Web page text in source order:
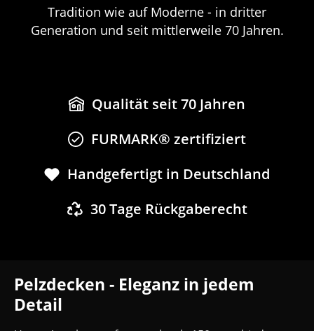
Tradition wie auf Moderne - in dritter
Generation und seit mittlerweile 70 Jahren.
Qualität seit 70 Jahren
FURMARK® zertifiziert
Handgefertigt in Deutschland
30 Tage Rückgaberecht
Pelzdecken - Eleganz in jedem
Detail